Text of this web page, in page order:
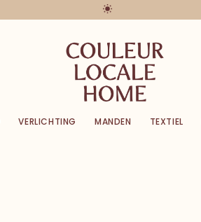
VERLICHTING MANDEN TEXTIEL